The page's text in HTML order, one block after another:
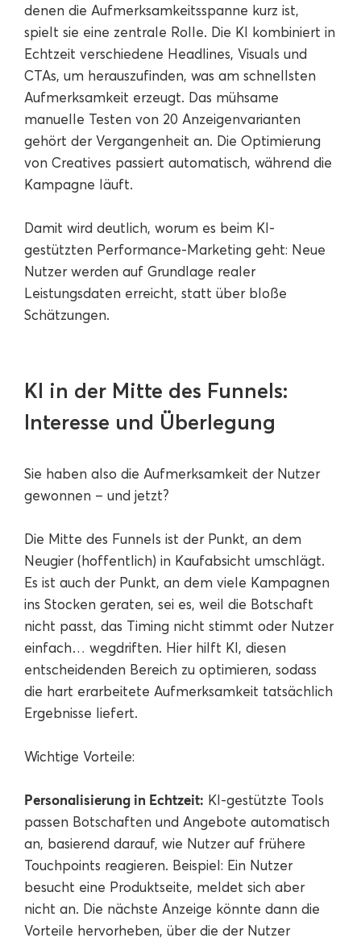
denen die Aufmerksamkeitsspanne kurz ist,
spielt sie eine zentrale Rolle. Die KI kombiniert in
Echtzeit verschiedene Headlines, Visuals und
CTAs, um herauszufinden, was am schnellsten
Aufmerksamkeit erzeugt. Das mühsame
manuelle Testen von 20 Anzeigenvarianten
gehört der Vergangenheit an. Die Optimierung
von Creatives passiert automatisch, während die
Kampagne läuft.
Damit wird deutlich, worum es beim KI-
gestützten Performance-Marketing geht: Neue
Nutzer werden auf Grundlage realer
Leistungsdaten erreicht, statt über bloße
Schätzungen.
KI in der Mitte des Funnels:
Interesse und Überlegung
Sie haben also die Aufmerksamkeit der Nutzer
gewonnen – und jetzt?
Die Mitte des Funnels ist der Punkt, an dem
Neugier (hoffentlich) in Kaufabsicht umschlägt.
Es ist auch der Punkt, an dem viele Kampagnen
ins Stocken geraten, sei es, weil die Botschaft
nicht passt, das Timing nicht stimmt oder Nutzer
einfach… wegdriften. Hier hilft KI, diesen
entscheidenden Bereich zu optimieren, sodass
die hart erarbeitete Aufmerksamkeit tatsächlich
Ergebnisse liefert.
Wichtige Vorteile:
Personalisierung in Echtzeit: KI-gestützte Tools
passen Botschaften und Angebote automatisch
an, basierend darauf, wie Nutzer auf frühere
Touchpoints reagieren. Beispiel: Ein Nutzer
besucht eine Produktseite, meldet sich aber
nicht an. Die nächste Anzeige könnte dann die
Vorteile hervorheben, über die der Nutzer